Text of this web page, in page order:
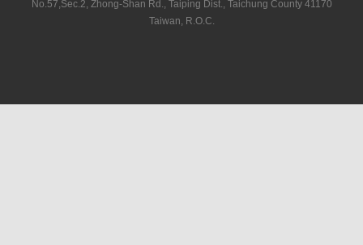
No.57,Sec.2, Zhong-Shan Rd., Taiping Dist., Taichung County 41170
Taiwan, R.O.C.